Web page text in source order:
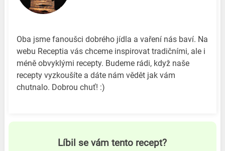
Oba jsme fanoušci dobrého jídla a vaření nás baví. Na
webu Receptia vás chceme inspirovat tradičními, ale i
méně obvyklými recepty. Budeme rádi, když naše
recepty vyzkoušíte a dáte nám vědět jak vám
chutnalo. Dobrou chuť! :)
Líbil se vám tento recept?